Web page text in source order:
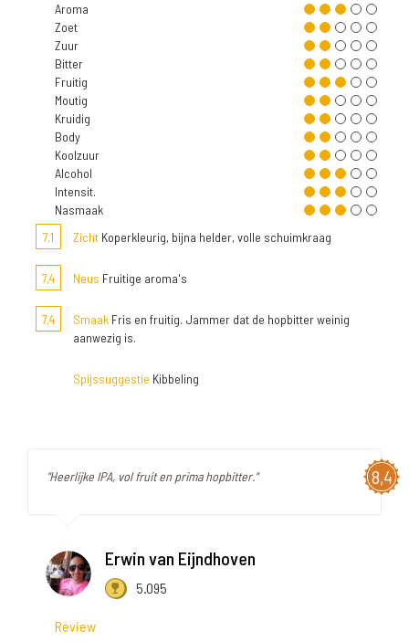
Aroma
Zoet
Zuur
Bitter
Fruitig
Moutig
Kruidig
Body
Koolzuur
Alcohol
Intensit.
Nasmaak
7,1
Zicht Koperkleurig, bijna helder, volle schuimkraag
7,4 Neus Fruitige aroma's
7,4 Smaak Fris en fruitig. Jammer dat de hopbitter weinig
aanwezig is.
Spijssuggestie Kibbeling
8,4
"Heerlijke IPA, vol fruit en prima hopbitter."
Erwin van Eijndhoven
5.095
Review